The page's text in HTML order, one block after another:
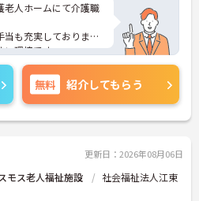
老人ホームにて介護職
も充実しております
い環境です。
系の資格をお持ちでチ
求人になります。
で安心して就業して頂
問い合わせ下さい。
無料 紹介してもらう
更新日：2026年08月06日
モス老人福祉施設
社会福祉法人江東